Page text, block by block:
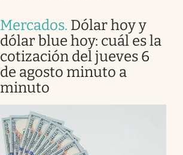
Mercados. Dólar hoy y
dólar blue hoy: cuál es la
cotización del jueves 6
de agosto minuto a
minuto